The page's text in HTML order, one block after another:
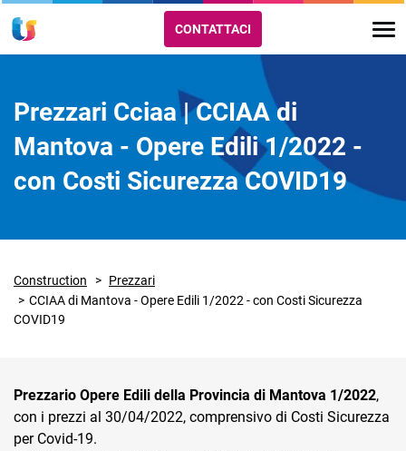
CONTATTACI
Prezzari Cciaa | CCIAA di
Mantova - Opere Edili 1/2022 -
con Costi Sicurezza COVID19
Construction
Prezzari
CCIAA di Mantova - Opere Edili 1/2022 - con Costi Sicurezza
COVID19
Prezzario Opere Edili della Provincia di Mantova 1/2022,
con i prezzi al 30/04/2022, comprensivo di Costi Sicurezza
per Covid-19.